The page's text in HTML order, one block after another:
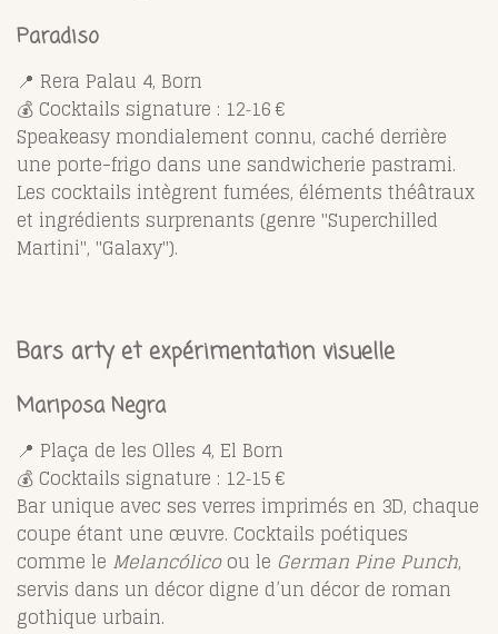
Paradiso
📍 Rera Palau 4, Born
💰 Cocktails signature : 12‑16 €
Speakeasy mondialement connu, caché derrière
une porte-frigo dans une sandwicherie pastrami.
Les cocktails intègrent fumées, éléments théâtraux
et ingrédients surprenants (genre "Superchilled
Martini", "Galaxy").
Bars arty et expérimentation visuelle
Mariposa Negra
📍 Plaça de les Olles 4, El Born
💰 Cocktails signature : 12‑15 €
Bar unique avec ses verres imprimés en 3D, chaque
coupe étant une œuvre. Cocktails poétiques
comme le Melancólicoou le German Pine Punch,
servis dans un décor digne d’un décor de roman
gothique urbain.